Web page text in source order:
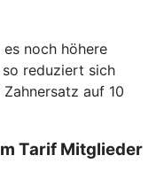
noch höhere
reduziert sich
auf 10
Tarif Mitglieder